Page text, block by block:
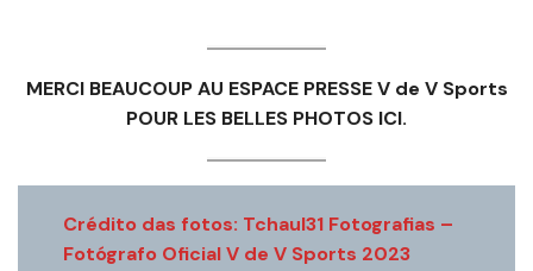
MERCI BEAUCOUP AU ESPACE PRESSE V de V Sports
POUR LES BELLES PHOTOS ICI.
Crédito das fotos: Tchaul31 Fotografias –
Fotógrafo Oficial V de V Sports 2023